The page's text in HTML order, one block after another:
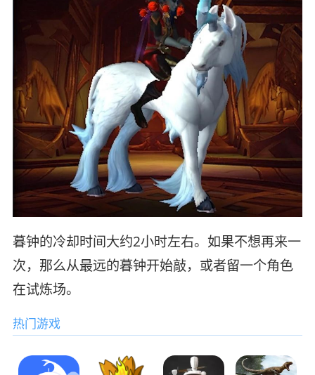
暮钟的冷却时间大约2小时左右。如果不想再来一
次，那么从最远的暮钟开始敲，或者留一个角色
在试炼场。
热门游戏